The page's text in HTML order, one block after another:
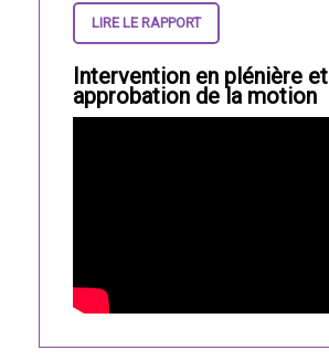
LIRE LE RAPPORT
Intervention en plénière et
approbation de la motion